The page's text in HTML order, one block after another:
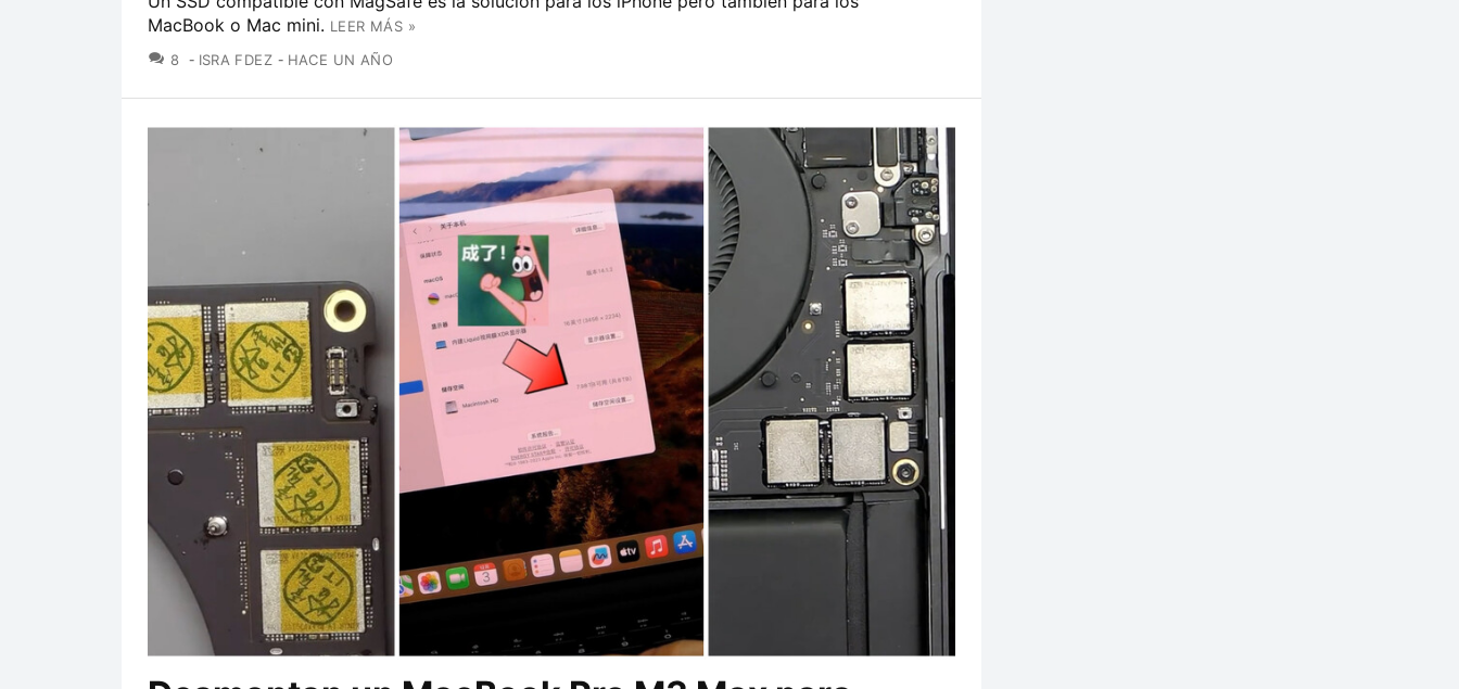
MacBook o Mac mini. LEER MÁS »
8 COMENTARIOS
ISRA FDEZ HACE UN AÑO